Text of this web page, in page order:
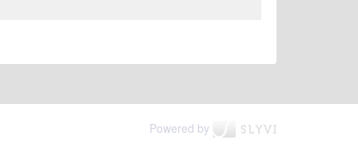
Powered by